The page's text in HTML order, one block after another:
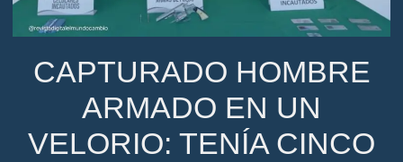
CAPTURADO HOMBRE
ARMADO EN UN
VELORIO: TENÍA CINCO